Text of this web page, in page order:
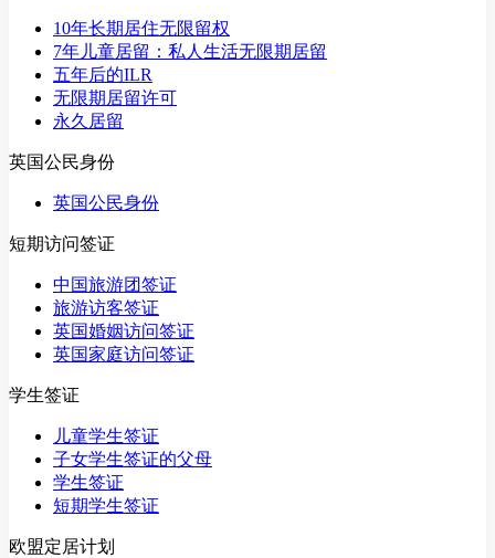
10年长期居住无限留权
7年儿童居留：私人生活无限期居留
五年后的ILR
无限期居留许可
永久居留
英国公民身份
英国公民身份
短期访问签证
中国旅游团签证
旅游访客签证
英国婚姻访问签证
英国家庭访问签证
学生签证
儿童学生签证
子女学生签证的父母
学生签证
短期学生签证
欧盟定居计划